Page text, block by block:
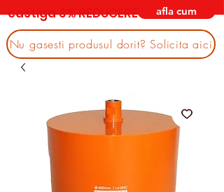
castiga 3% REDUCERE afla cum
Nu gasesti produsul dorit? Solicita aici